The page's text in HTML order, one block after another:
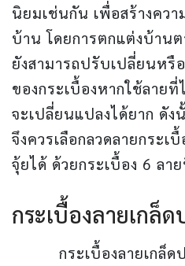
นิยมเช่นกัน เพื่อสร้างควา
บ้าน โดยการตกแต่งบ้าน
ยังสามารถปรับเปลี่ยนหรื
ของกระเบื้องหากใช้ลายที่
จะเปลี่ยนแปลงได้ยาก ดั
จึงควรเลือกลวดลายกระเ
จุ้ยได้ ด้วยกระเบื้อง 6 ลา
กระเบื้องลายเกล็ด
กระเบื้องลายเกล็ดป